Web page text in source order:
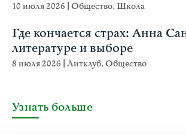
10 июля 2026 Общество, Школа
Где кончается страх: Анна
литературе и выборе
8 июля 2026 Литклуб,Общество
Узнать больше